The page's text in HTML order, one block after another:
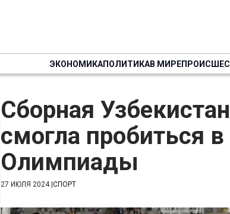
ЭКОНОМИКАПОЛИТИКАВ МИРЕ
Сборная
смогла пробиться
Олимпиады
27 ИЮЛЯ 2024| СПОРТ